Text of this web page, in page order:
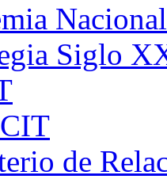
Siglo
de